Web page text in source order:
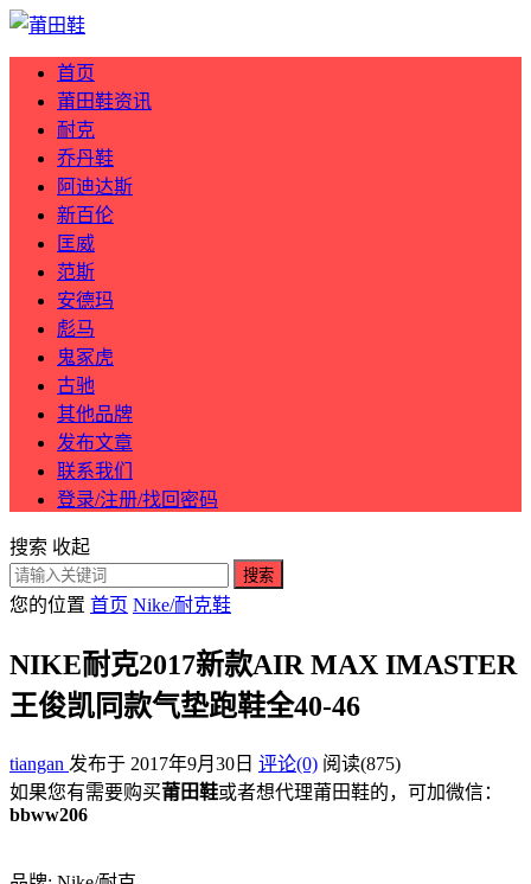
首页
莆田鞋资讯
耐克
乔丹鞋
阿迪达斯
新百伦
匡威
范斯
安德玛
彪马
鬼冢虎
古驰
其他品牌
发布文章
联系我们
登录/注册/找回密码
搜索 收起
搜索
您的位置 首页 Nike/耐克鞋
NIKE耐克2017新款AIR MAX IMASTER
王俊凯同款气垫跑鞋全40-46
tiangan 发布于 2017年9月30日 评论(0) 阅读(875)
如果您有需要购买莆田鞋或者想代理莆田鞋的，可加微信：
bbww206